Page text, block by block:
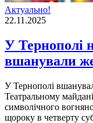
Актуально!
22.11.2025
У Тернополі
вшанували
У Тернополі
Театральному
символічного
щороку в четверту